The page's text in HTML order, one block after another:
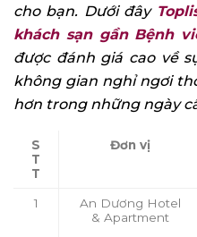
cho bạn. Dưới đây
khách sạn gần Bệnh
được đánh giá cao về
không gian nghỉ ngơi
hơn trong những ngày
S
T
T
Đơn vị
1
An Dương Hotel
& Apartment